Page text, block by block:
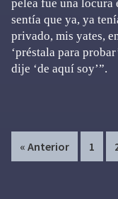
pelea fue una locura
sentía que ya, ya
privado, mis yates,
‘préstala para
dije ‘de aquí soy’”.
« Anterior Page
1